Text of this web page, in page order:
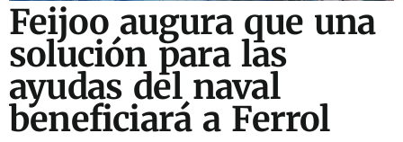
Feijoo augura que una
solución para las
ayudas del naval
beneficiará a Ferrol